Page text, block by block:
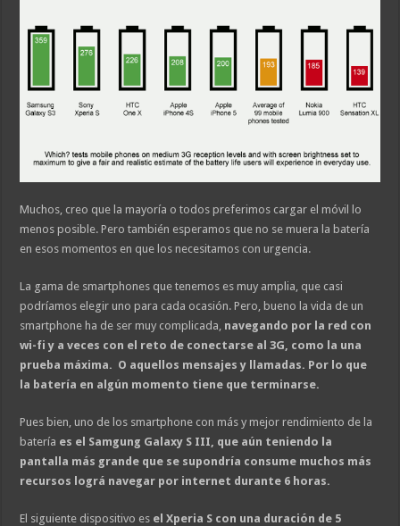
Muchos, creo que la mayoría o todos preferimos cargar el móvil lo
menos posible. Pero también esperamos que no se muera la batería
en esos momentos en que los necesitamos con urgencia.
La gama de smartphones que tenemos es muy amplia, que casi
podríamos elegir uno para cada ocasión. Pero, bueno la vida de un
smartphone ha de ser muy complicada, navegando por la red con
wi-fi y a veces con el reto de conectarse al 3G, como la una
prueba máxima. O aquellos mensajes y llamadas. Por lo que
la batería en algún momento tiene que terminarse.
Pues bien, uno de los smartphone con más y mejor rendimiento de la
batería es el Samgung Galaxy S III, que aún teniendo la
pantalla más grande que se supondría consume muchos más
recursos lográ navegar por internet durante 6 horas.
El siguiente dispositivo es el Xperia S con una duración de 5